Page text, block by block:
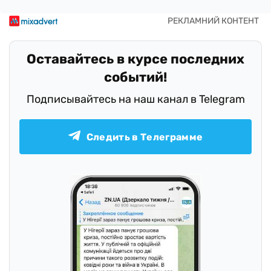
Оставайтесь в курсе последних
событий!
Подписывайтесь на наш канал в Telegram
Следить в Телеграмме